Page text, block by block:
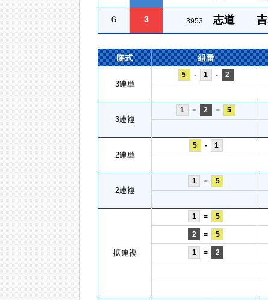
６ 3 3953 志道 吉
勝式 組番
3連単
5 - 1 - 2
3連複
1 = 2 = 5
2連単
5 - 1
2連複
1 = 5
拡連複
1 = 5
2 = 5
1 = 2